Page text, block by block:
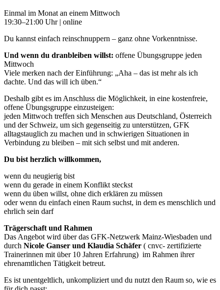
Einmal im Monat an einem Mittwoch
19:30–21:00 Uhr | online
Du kannst einfach reinschnuppern – ganz ohne Vorkenntnisse.
Und wenn du dranbleiben willst: offene Übungsgruppe jeden
Mittwoch
Viele merken nach der Einführung: „Aha – das ist mehr als ich
dachte. Und das will ich üben.“
Deshalb gibt es im Anschluss die Möglichkeit, in eine kostenfreie,
offene Übungsgruppe einzusteigen:
jeden Mittwoch treffen sich Menschen aus Deutschland, Österreich
und der Schweiz, um sich gegenseitig zu unterstützen, GFK
alltagstauglich zu machen und in schwierigen Situationen in
Verbindung zu bleiben – mit sich selbst und mit anderen.
Du bist herzlich willkommen,
wenn du neugierig bist
wenn du gerade in einem Konflikt steckst
wenn du üben willst, ohne dich erklären zu müssen
oder wenn du einfach einen Raum suchst, in dem es menschlich und
ehrlich sein darf
Trägerschaft und Rahmen
Das Angebot wird über das GFK-Netzwerk Mainz-Wiesbaden und
durch Nicole Ganser und Klaudia Schäfer ( cnvc- zertifizierte
Trainerinnen mit über 10 Jahren Erfahrung) im Rahmen ihrer
ehrenamtlichen Tätigkeit betreut.
Es ist unentgeltlich, unkompliziert und du nutzt den Raum so, wie es